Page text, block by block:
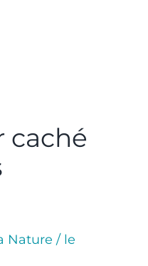
caché
Nature / le